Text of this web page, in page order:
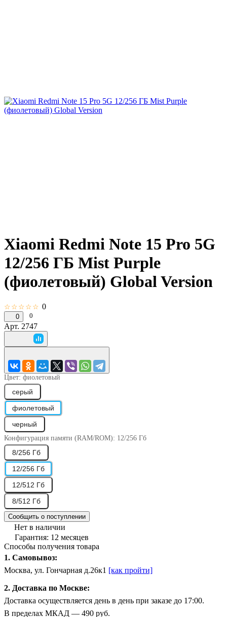
Xiaomi Redmi Note 15 Pro 5G
12/256 ГБ Mist Purple
(фиолетовый) Global Version
☆☆☆☆☆ 0
0 0
Арт. 2747
Цвет: фиолетовый
серый
фиолетовый
черный
Конфигурация памяти (RAM/ROM): 12/256 Гб
8/256 Гб
12/256 Гб
12/512 Гб
8/512 Гб
Сообщить о поступлении
Нет в наличии
Гарантия: 12 месяцев
Способы получения товара
1. Самовывоз:
Москва, ул. Гончарная д.26к1 [как пройти]
2. Доставка по Москве:
Доставка осуществляется день в день при заказе до 17:00.
В пределах МКАД — 490 руб.